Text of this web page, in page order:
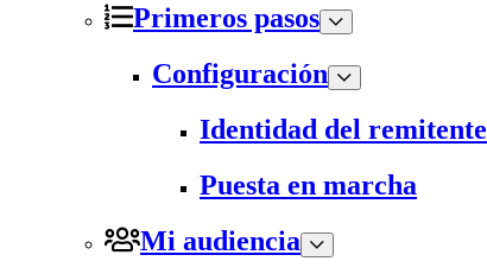
Primeros pasos
Configuración
Identidad del remitente
Puesta en marcha
Mi audiencia